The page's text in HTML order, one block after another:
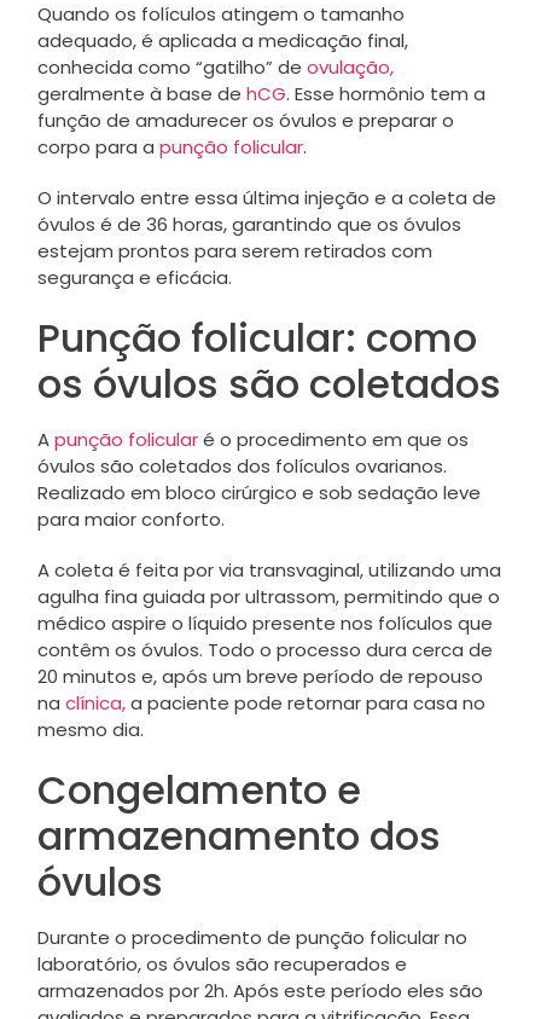
Quando os folículos atingem o tamanho
adequado, é aplicada a medicação final,
conhecida como “gatilho” de ovulação,
geralmente à base de hCG. Esse hormônio tem a
função de amadurecer os óvulos e preparar o
corpo para a punção folicular.
O intervalo entre essa última injeção e a coleta de
óvulos é de 36 horas, garantindo que os óvulos
estejam prontos para serem retirados com
segurança e eficácia.
Punção folicular: como
os óvulos são coletados
Apunção folicularé o procedimento em que os
óvulos são coletados dos folículos ovarianos.
Realizado em bloco cirúrgico e sob sedação leve
para maior conforto.
A coleta é feita por via transvaginal, utilizando uma
agulha fina guiada por ultrassom, permitindo que o
médico aspire o líquido presente nos folículos que
contêm os óvulos. Todo o processo dura cerca de
20 minutos e, após um breve período de repouso
na clínica,a paciente pode retornar para casa no
mesmo dia.
Congelamento e
armazenamento dos
óvulos
Durante o procedimento de punção folicular no
laboratório, os óvulos são recuperados e
armazenados por 2h. Após este período eles são